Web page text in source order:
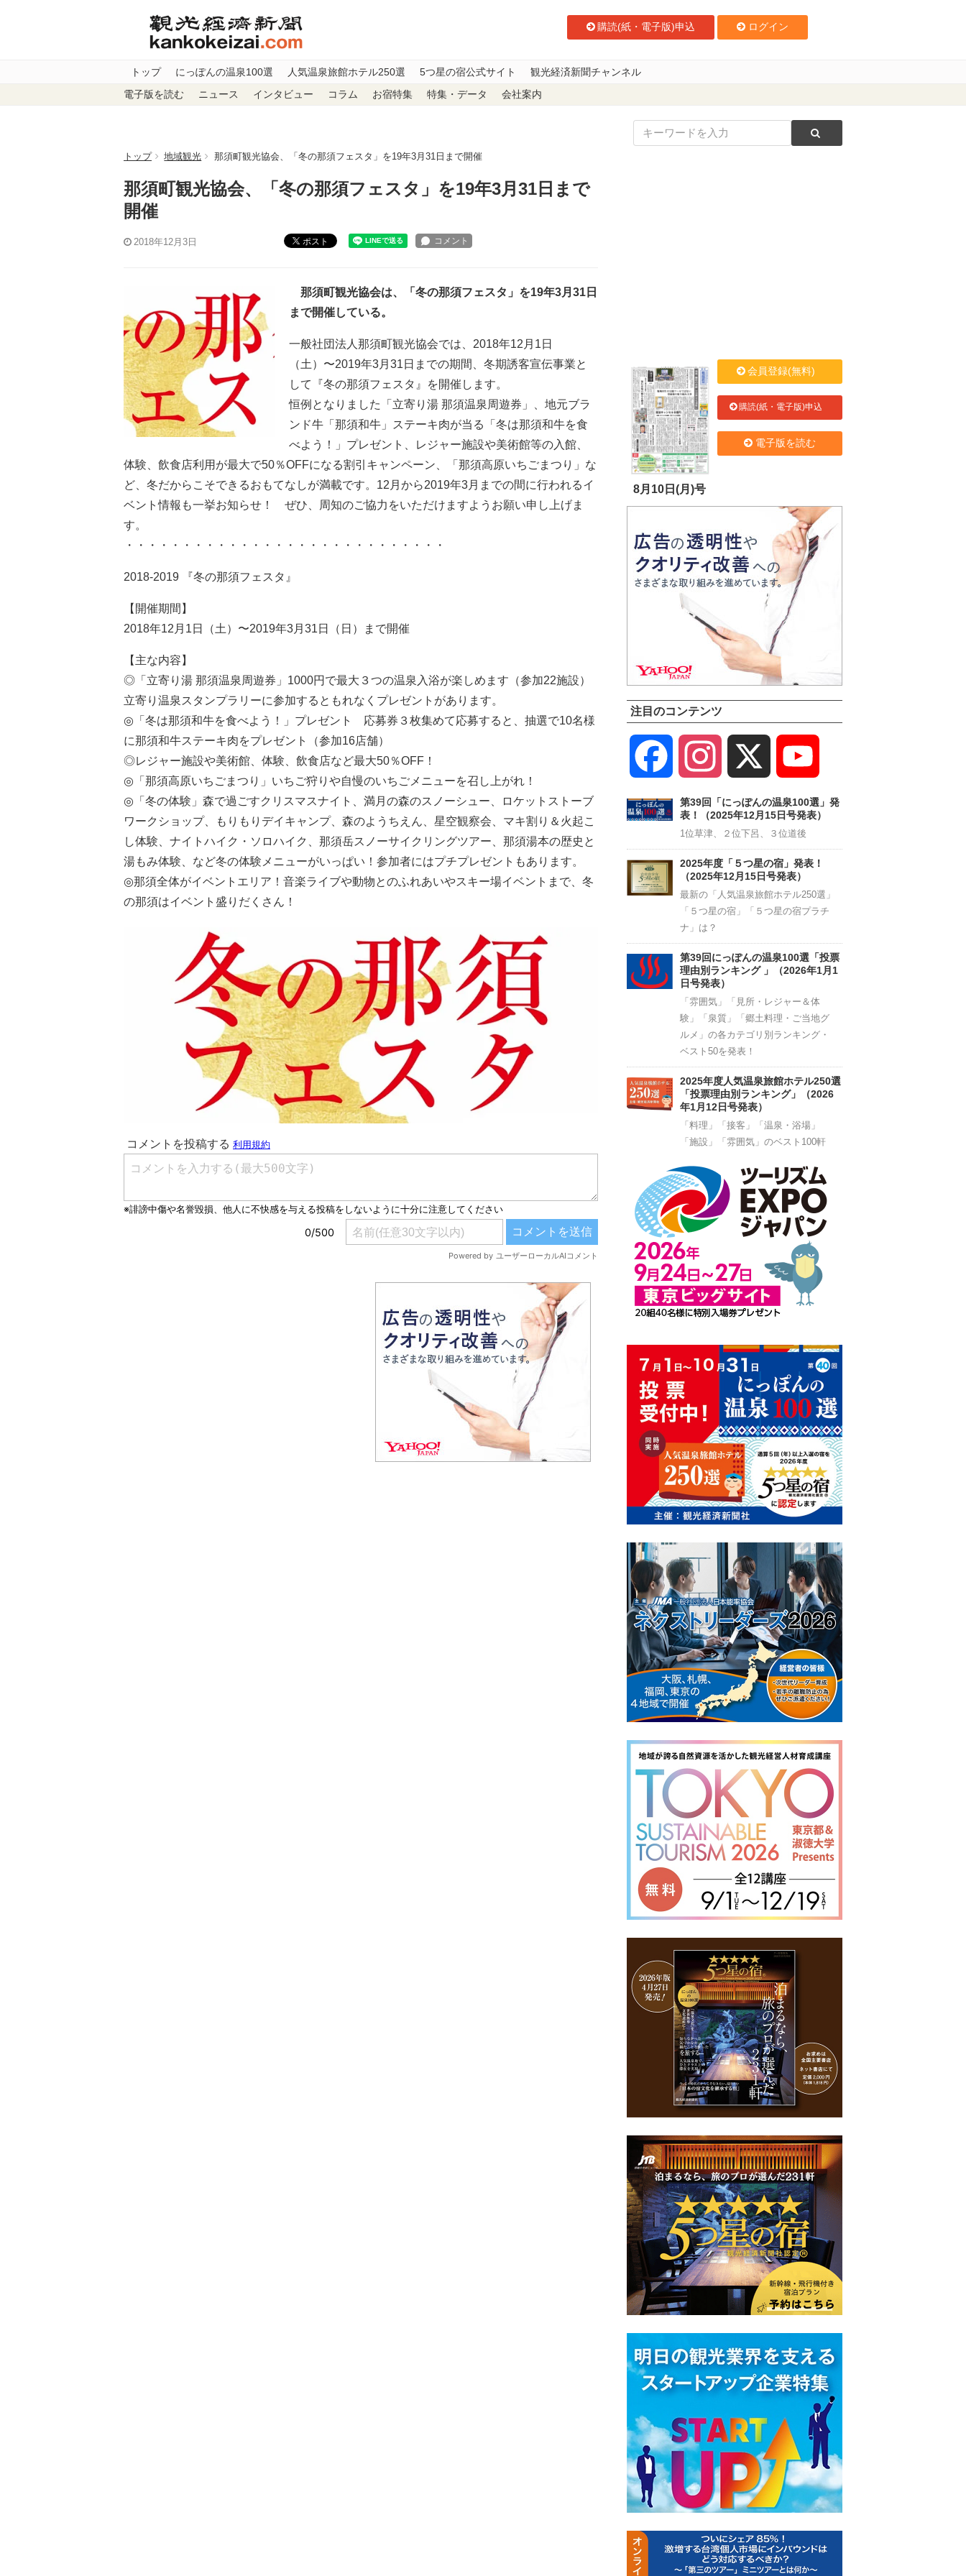
購読(紙・電子版)申込 ログイン
トップ にっぽんの温泉100選 人気温泉旅館ホテル250選 5つ星の宿公式サイト 観光経済新聞チャンネル
電子版を読む ニュース インタビュー コラム お宿特集 特集・データ 会社案内
トップ 地域観光 那須町観光協会、「冬の那須フェスタ」を19年3月31日まで開催
那須町観光協会、「冬の那須フェスタ」を19年3月31日まで
開催
2018年12月3日 ポスト
那須町観光協会は、「冬の那須フェスタ」を19年3月31日
まで開催している。
一般社団法人那須町観光協会では、2018年12月1日
（土）〜2019年3月31日までの期間、冬期誘客宣伝事業と
して『冬の那須フェスタ』を開催します。
恒例となりました「立寄り湯 那須温泉周遊券」、地元ブラ
ンド牛「那須和牛」ステーキ肉が当る「冬は那須和牛を食
べよう！」プレゼント、レジャー施設や美術館等の入館、
体験、飲食店利用が最大で50％OFFになる割引キャンペーン、「那須高原いちごまつり」な
ど、冬だからこそできるおもてなしが満載です。12月から2019年3月までの間に行われるイ
ベント情報も一挙お知らせ！ ぜひ、周知のご協力をいただけますようお願い申し上げま
す。
・・・・・・・・・・・・・・・・・・・・・・・・・・・・
2018-2019 『冬の那須フェスタ』
【開催期間】
2018年12月1日（土）〜2019年3月31日（日）まで開催
【主な内容】
◎「立寄り湯 那須温泉周遊券」1000円で最大３つの温泉入浴が楽しめます（参加22施設）
立寄り温泉スタンプラリーに参加するともれなくプレゼントがあります。
◎「冬は那須和牛を食べよう！」プレゼント 応募券３枚集めて応募すると、抽選で10名様
に那須和牛ステーキ肉をプレゼント（参加16店舗）
◎レジャー施設や美術館、体験、飲食店など最大50％OFF！
◎「那須高原いちごまつり」いちご狩りや自慢のいちごメニューを召し上がれ！
◎「冬の体験」森で過ごすクリスマスナイト、満月の森のスノーシュー、ロケットストーブ
ワークショップ、もりもりデイキャンプ、森のようちえん、星空観察会、マキ割り＆火起こ
し体験、ナイトハイク・ソロハイク、那須岳スノーサイクリングツアー、那須湯本の歴史と
湯もみ体験、など冬の体験メニューがいっぱい！参加者にはプチプレゼントもあります。
◎那須全体がイベントエリア！音楽ライブや動物とのふれあいやスキー場イベントまで、冬
の那須はイベント盛りだくさん！
8月10日(月)号
会員登録(無料)
購読(紙・電子版)申込
電子版を読む
注目のコンテンツ
Facebook Instagram
Channel
第39回「にっぽんの温泉100選」発
表！（2025年12月15日号発表）
1位草津、２位下呂、３位道後
2025年度「５つ星の宿」発表！
（2025年12月15日号発表）
最新の「人気温泉旅館ホテル250選」
「５つ星の宿」「５つ星の宿プラチ
ナ」は？
第39回にっぽんの温泉100選「投票
理由別ランキング 」（2026年1月1
日号発表）
「雰囲気」「見所・レジャー＆体
験」「泉質」「郷土料理・ご当地グ
ルメ」の各カテゴリ別ランキング・
ベスト50を発表！
2025年度人気温泉旅館ホテル250選
「投票理由別ランキング」（2026
年1月12日号発表）
「料理」「接客」「温泉・浴場」
「施設」「雰囲気」のベスト100軒